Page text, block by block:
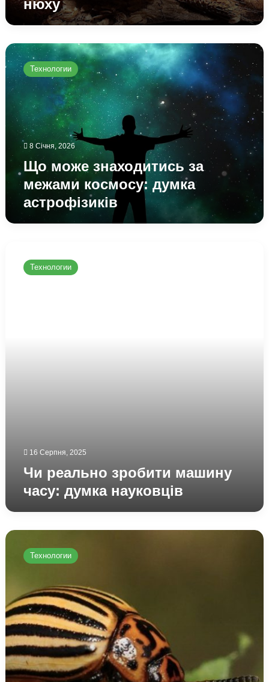
нюху
Що
може
знаходитись
межами
космосу:
думка
астрофізиків
Технологии
8 Січня, 2026
Що може знаходитись за
межами космосу: думка
астрофізиків
реально
зробити
Технологии
16 Серпня, 2025
Чи реально зробити машину
часу: думка науковців
Чому
комахи
поверху
виживають,
а
людина
ні:
пояснення
Технологии